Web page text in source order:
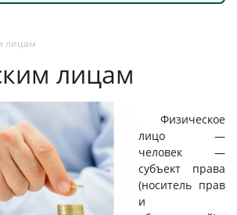
лицам
лицам
Физическое
лицо —
человек —
субъект права
(носитель прав
и